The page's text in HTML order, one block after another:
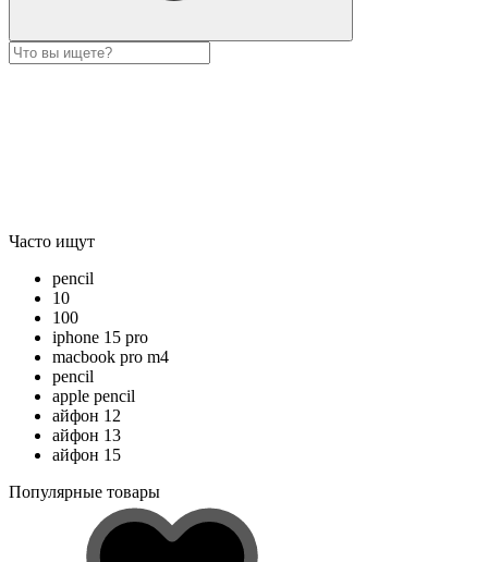
Часто ищут
pencil
10
100
iphone 15 pro
macbook pro m4
pencil
apple pencil
айфон 12
айфон 13
айфон 15
Популярные товары